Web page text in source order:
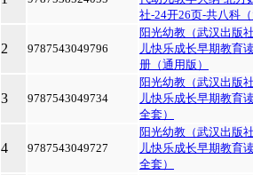
社-24开26页-共八科（
2 9787543049796
阳光幼教（武汉出版
儿快乐成长早期教育
册（通用版）
3 9787543049734
阳光幼教（武汉出版
儿快乐成长早期教育
全套）
4 9787543049727
阳光幼教（武汉出版
儿快乐成长早期教育
全套）